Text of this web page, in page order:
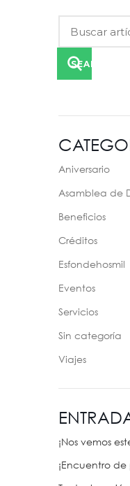
SEARCH
Aniversario
Asamblea de
Beneficios
Créditos
Esfondehosmil
Eventos
Servicios
Sin categoría
Viajes
¡Nos vemos
¡Encuentro de